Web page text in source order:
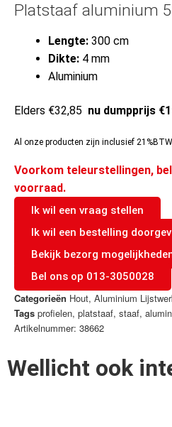
Platstaaf aluminium
Lengte: 300 cm
Dikte: 4 mm
Aluminium
Elders €32,85 nu dumpprijs
Al onze producten zijn inclusief
Voorkom teleurstellingen,
voorraad.
Ik wil een vraag stellen
Ik wil een bestelling
Bekijk bezorg
Bel ons op 013-3050028
Categorieën Hout, Aluminium
Tags profielen, platstaaf, staaf,
Artikelnummer: 38662
Wellicht ook